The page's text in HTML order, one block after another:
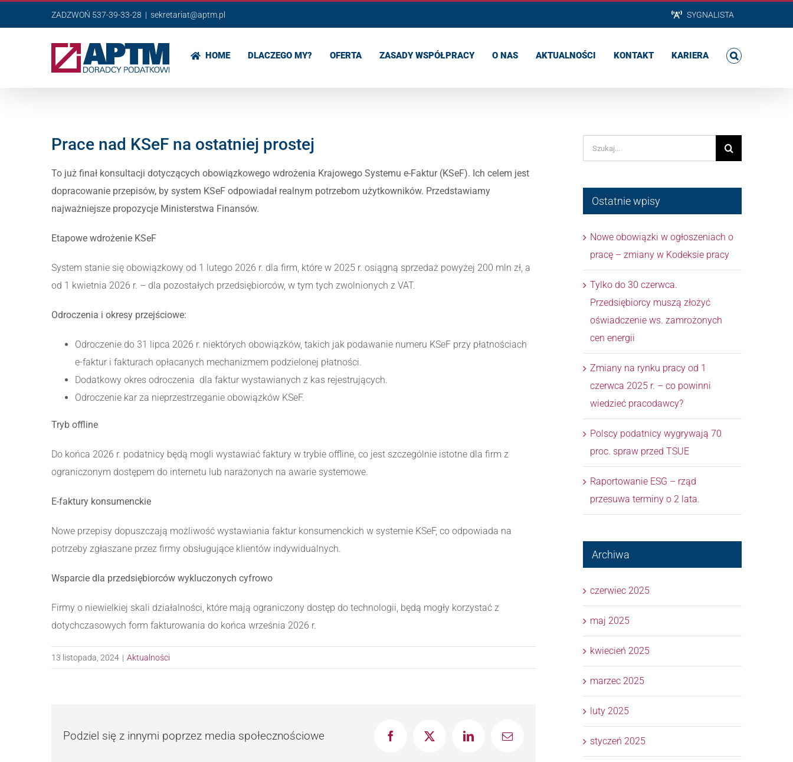
do
ZADZWOŃ 537-39-33-28 | sekretariat@aptm.pl SYGNALISTA
HOME DLACZEGO MY? OFERTA ZASADY WSPÓŁPRACY O NAS AKTUALNOŚCI KONTAKT KARIERA
Prace nad KSeF na ostatniej prostej
To już finał konsultacji dotyczących obowiązkowego wdrożenia Krajowego Systemu e-Faktur (KSeF). Ich celem jest
dopracowanie przepisów, by system KSeF odpowiadał realnym potrzebom użytkowników. Przedstawiamy
najważniejsze propozycje Ministerstwa Finansów.
Etapowe wdrożenie KSeF
System stanie się obowiązkowy od 1 lutego 2026 r. dla firm, które w 2025 r. osiągną sprzedaż powyżej 200 mln zł, a
od 1 kwietnia 2026 r. – dla pozostałych przedsiębiorców, w tym tych zwolnionych z VAT.
Odroczenia i okresy przejściowe:
Odroczenie do 31 lipca 2026 r. niektórych obowiązków, takich jak podawanie numeru KSeF przy płatnościach
e-faktur i fakturach opłacanych mechanizmem podzielonej płatności.
Dodatkowy okres odroczenia dla faktur wystawianych z kas rejestrujących.
Odroczenie kar za nieprzestrzeganie obowiązków KSeF.
Tryb offline
Do końca 2026 r. podatnicy będą mogli wystawiać faktury w trybie offline, co jest szczególnie istotne dla firm z
ograniczonym dostępem do internetu lub narażonych na awarie systemowe.
E-faktury konsumenckie
Nowe przepisy dopuszczają możliwość wystawiania faktur konsumenckich w systemie KSeF, co odpowiada na
potrzeby zgłaszane przez firmy obsługujące klientów indywidualnych.
Wsparcie dla przedsiębiorców wykluczonych cyfrowo
Firmy o niewielkiej skali działalności, które mają ograniczony dostęp do technologii, będą mogły korzystać z
dotychczasowych form fakturowania do końca września 2026 r.
13 listopada, 2024 | Aktualności
Podziel się z innymi poprzez media społecznościowe FacebookX LinkedInEmail
Szukaj
Ostatnie wpisy
Nowe obowiązki w ogłoszeniach o
pracę – zmiany w Kodeksie pracy
Tylko do 30 czerwca.
Przedsiębiorcy muszą złożyć
oświadczenie ws. zamrożonych
cen energii
Zmiany na rynku pracy od 1
czerwca 2025 r. – co powinni
wiedzieć pracodawcy?
Polscy podatnicy wygrywają 70
proc. spraw przed TSUE
Raportowanie ESG – rząd
przesuwa terminy o 2 lata.
Archiwa
czerwiec 2025
maj 2025
kwiecień 2025
marzec 2025
luty 2025
styczeń 2025